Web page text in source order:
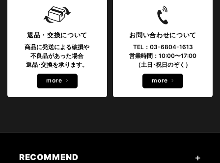
返品・交換について
商品に発送による破損や
不良品があった場合
返品･交換を承ります。
more
お問い合わせについて
TEL：03-6804-1613
営業時間：10:00〜17:00
（土日･祝日のぞく）
more
RECOMMEND